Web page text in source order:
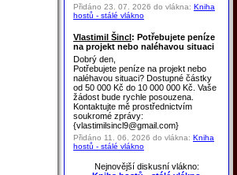
Přidáno 23. 07. 2026 do vlákna: Kniha
hostů - stálé vlákno
Vlastimil Šincl: Potřebujete peníze
na projekt nebo naléhavou situaci
Dobrý den,
Potřebujete peníze na projekt nebo
naléhavou situaci? Dostupné částky
od 50 000 Kč do 10 000 000 Kč. Vaše
žádost bude rychle posouzena.
Kontaktujte mě prostřednictvím
soukromé zprávy:
{vlastimilsincl9@gmail.com}
Přidáno 11. 06. 2026 do vlákna: Kniha
hostů - stálé vlákno
Nejnovější diskusní vlákno: